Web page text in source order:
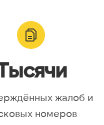
Asia/Yekaterinburg,
Moscow, Europe/Samara
жалоб и
номеров